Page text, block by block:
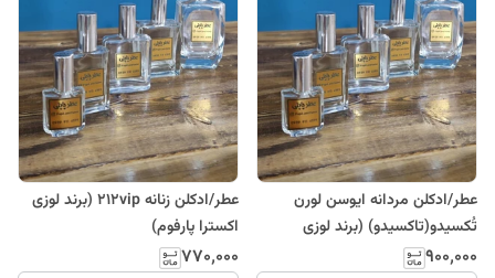
عطر/ادکلن مردانه ایوسن لورن
تُکسیدو(تاکسیدو) (برند لوزی
اکستراپارفوم)
۹۰۰٬۰۰۰
عطر/ادکلن زنانه 212vip (برند لوزی
اکسترا پارفوم)
۷۷۰٬۰۰۰